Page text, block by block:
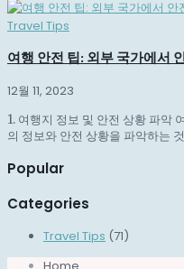
Travel Tips
여행 안전 팁: 외부 국가에서
12월 11, 2023
1. 여행지 정보 및 안전 상황 파악
의 정보와 안전 상황을 파악하는
Popular
Categories
Travel Tips (71)